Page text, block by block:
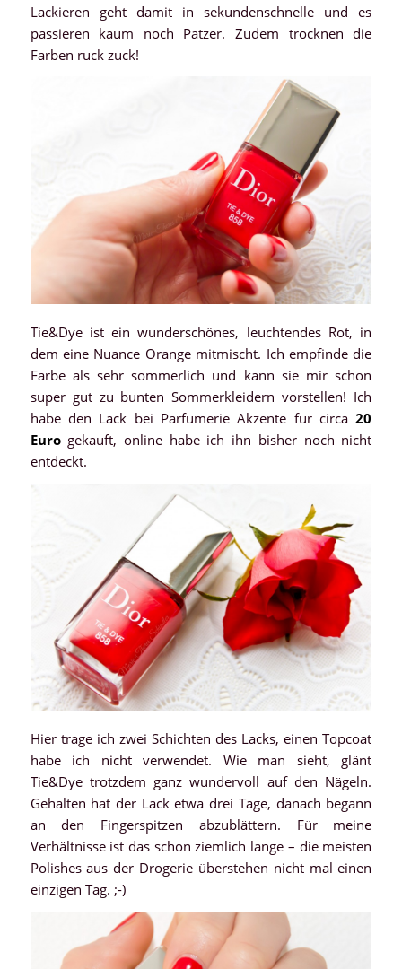
Lackieren geht damit in sekundenschnelle und es
passieren kaum noch Patzer. Zudem trocknen die
Farben ruck zuck!
Tie&Dye ist ein wunderschönes, leuchtendes Rot, in
dem eine Nuance Orange mitmischt. Ich empfinde die
Farbe als sehr sommerlich und kann sie mir schon
super gut zu bunten Sommerkleidern vorstellen! Ich
habe den Lack bei Parfümerie Akzente für circa20
Eurogekauft, online habe ich ihn bisher noch nicht
entdeckt.
Hier trage ich zwei Schichten des Lacks, einen Topcoat
habe ich nicht verwendet. Wie man sieht, glänt
Tie&Dye trotzdem ganz wundervoll auf den Nägeln.
Gehalten hat der Lack etwa drei Tage, danach begann
an den Fingerspitzen abzublättern. Für meine
Verhältnisse ist das schon ziemlich lange – die meisten
Polishes aus der Drogerie überstehen nicht mal einen
einzigen Tag. ;-)